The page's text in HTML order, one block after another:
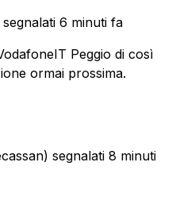
6 minuti fa
Peggio di così
ormai prossima.
segnalati 8 minuti